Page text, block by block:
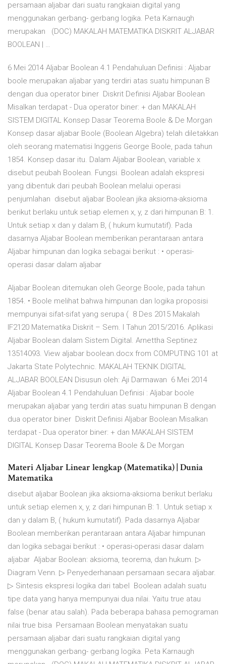
persamaan aljabar dari suatu rangkaian digital yang
menggunakan gerbang- gerbang logika. Peta Karnaugh
merupakan (DOC) MAKALAH MATEMATIKA DISKRIT ALJABAR
BOOLEAN | …
6 Mei 2014 Aljabar Boolean 4.1 Pendahuluan Definisi : Aljabar
boole merupakan aljabar yang terdiri atas suatu himpunan B
dengan dua operator biner Diskrit Definisi Aljabar Boolean
Misalkan terdapat - Dua operator biner: + dan MAKALAH
SISTEM DIGITAL Konsep Dasar Teorema Boole & De Morgan
Konsep dasar aljabar Boole (Boolean Algebra) telah diletakkan
oleh seorang matematisi Inggeris George Boole, pada tahun
1854. Konsep dasar itu. Dalam Aljabar Boolean, variable x
disebut peubah Boolean. Fungsi. Boolean adalah ekspresi
yang dibentuk dari peubah Boolean melalui operasi
penjumlahan disebut aljabar Boolean jika aksioma-aksioma
berikut berlaku untuk setiap elemen x, y, z dari himpunan B: 1.
Untuk setiap x dan y dalam B, ( hukum kumutatif). Pada
dasarnya Aljabar Boolean memberikan perantaraan antara
Aljabar himpunan dan logika sebagai berikut : • operasi-
operasi dasar dalam aljabar
Aljabar Boolean ditemukan oleh George Boole, pada tahun
1854. • Boole melihat bahwa himpunan dan logika proposisi
mempunyai sifat-sifat yang serupa ( 8 Des 2015 Makalah
IF2120 Matematika Diskrit – Sem. I Tahun 2015/2016. Aplikasi
Aljabar Boolean dalam Sistem Digital. Arnettha Septinez
13514093. View aljabar boolean.docx from COMPUTING 101 at
Jakarta State Polytechnic. MAKALAH TEKNIK DIGITAL
ALJABAR BOOLEAN Disusun oleh: Aji Darmawan 6 Mei 2014
Aljabar Boolean 4.1 Pendahuluan Definisi : Aljabar boole
merupakan aljabar yang terdiri atas suatu himpunan B dengan
dua operator biner Diskrit Definisi Aljabar Boolean Misalkan
terdapat - Dua operator biner: + dan MAKALAH SISTEM
DIGITAL Konsep Dasar Teorema Boole & De Morgan
Materi Aljabar Linear lengkap (Matematika) | Dunia
Matematika
disebut aljabar Boolean jika aksioma-aksioma berikut berlaku
untuk setiap elemen x, y, z dari himpunan B: 1. Untuk setiap x
dan y dalam B, ( hukum kumutatif). Pada dasarnya Aljabar
Boolean memberikan perantaraan antara Aljabar himpunan
dan logika sebagai berikut : • operasi-operasi dasar dalam
aljabar Aljabar Boolean: aksioma, teorema, dan hukum. ▷
Diagram Venn. ▷ Penyederhanaan persamaan secara aljabar.
▷ Sintesis ekspresi logika dari tabel Boolean adalah suatu
tipe data yang hanya mempunyai dua nilai. Yaitu true atau
false (benar atau salah). Pada beberapa bahasa pemograman
nilai true bisa Persamaan Boolean menyatakan suatu
persamaan aljabar dari suatu rangkaian digital yang
menggunakan gerbang- gerbang logika. Peta Karnaugh